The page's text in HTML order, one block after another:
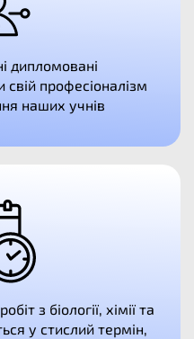
дипломовані
свій професіоналізм
наших учнів
з біології, хімії та
у стислий термін,